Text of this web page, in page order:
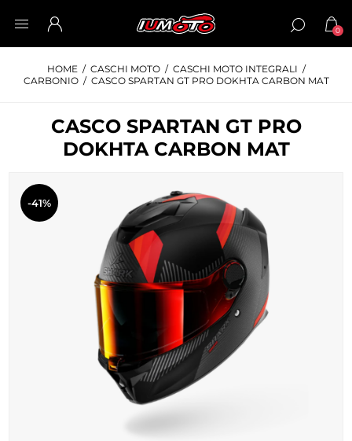
0
HOME / CASCHI MOTO / CASCHI MOTO INTEGRALI /
CARBONIO / CASCO SPARTAN GT PRO DOKHTA CARBON MAT
CASCO SPARTAN GT PRO
DOKHTA CARBON MAT
-41%